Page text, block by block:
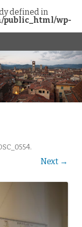
defined in
public_html/wp-
.
Next →